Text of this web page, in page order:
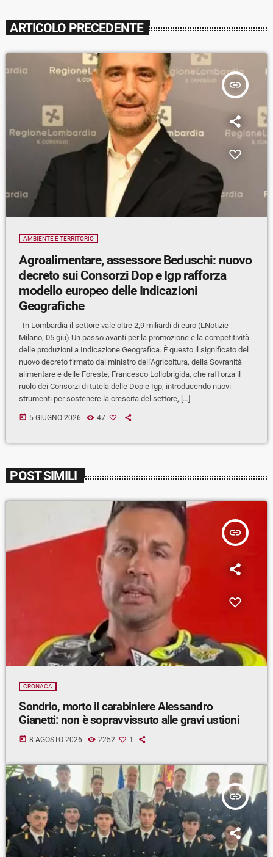
ARTICOLO PRECEDENTE
insert_link
AMBIENTE E TERRITORIO
Agroalimentare, assessore Beduschi: nuovo
decreto sui Consorzi Dop e Igp rafforza
modello europeo delle Indicazioni
Geografiche
In Lombardia il settore vale oltre 2,9 miliardi di euro (LNotizie -
Milano, 05 giu) Un passo avanti per la promozione e la competitività
delle produzioni a Indicazione Geografica. È questo il significato del
nuovo decreto firmato dal ministro dell'Agricoltura, della Sovranità
alimentare e delle Foreste, Francesco Lollobrigida, che rafforza il
ruolo dei Consorzi di tutela delle Dop e Igp, introducendo nuovi
strumenti per sostenere la crescita del settore, […]
today 5 GIUGNO 2026 47
POST SIMILI
insert_link
CRONACA
Sondrio, morto il carabiniere Alessandro
Gianetti: non è sopravvissuto alle gravi ustioni
today 8 AGOSTO 2026 2252 1
insert_link